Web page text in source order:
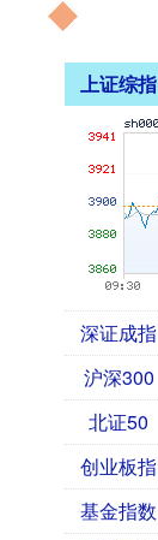
上证综指
深证成指
沪深300
北证50
创业板指
基金指数